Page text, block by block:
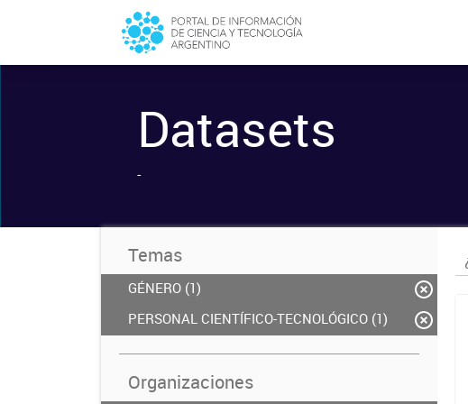
Datasets
-
Temas
GÉNERO (1)
PERSONAL CIENTÍFICO-TECNOLÓGICO (1)
Organizaciones